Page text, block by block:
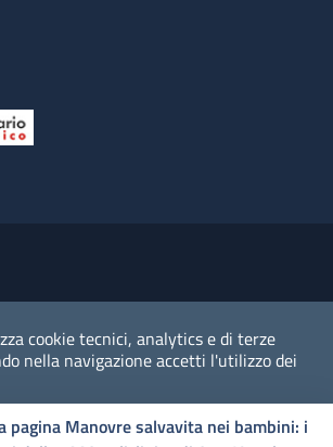
cookie tecnici, analytics e di terze
nella navigazione accetti l'utilizzo dei
PREFERENZECOOKIESACCETTOI
pagina Manovre salvavita nei bambini: i
del dato personale